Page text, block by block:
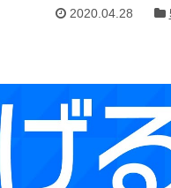
2020.04.28